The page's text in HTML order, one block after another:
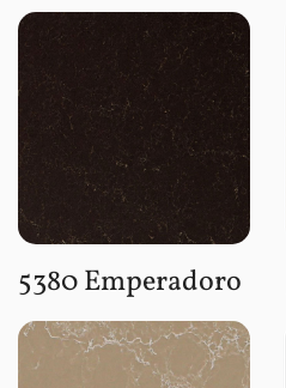
5380 Emperadoro